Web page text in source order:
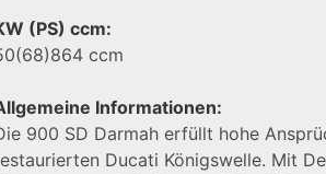
(PS) ccm:
ccm
Informationen:
900 SD Darmah erfüllt hohe
Ducati Königswelle. Mit